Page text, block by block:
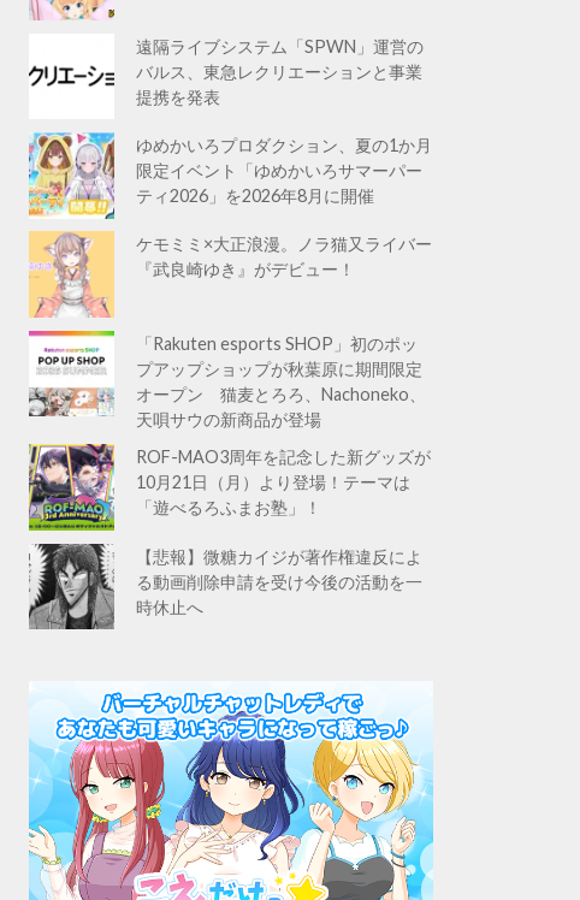
遠隔ライブシステム「SPWN」運営の
バルス、東急レクリエーションと事業
提携を発表
ゆめかいろプロダクション、夏の1か月
限定イベント「ゆめかいろサマーパー
ティ2026」を2026年8月に開催
ケモミミ×大正浪漫。ノラ猫又ライバー
『武良崎ゆき』がデビュー！
「Rakuten esports SHOP」初のポッ
プアップショップが秋葉原に期間限定
オープン 猫麦とろろ、Nachoneko、
天唄サウの新商品が登場
ROF-MAO3周年を記念した新グッズが
10月21日（月）より登場！テーマは
「遊べるろふまお塾」！
【悲報】微糖カイジが著作権違反によ
る動画削除申請を受け今後の活動を一
時休止へ